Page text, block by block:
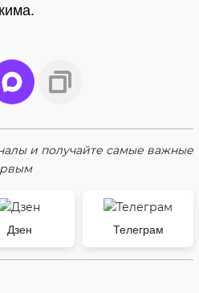
и получайте самые важные
Дзен Телеграм